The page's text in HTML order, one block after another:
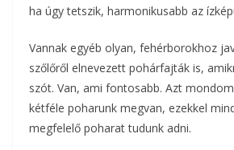
ha úgy tetszik, harmonikusabb az
Vannak egyéb olyan, fehérborokhoz
szőlőről elnevezett pohárfajták is,
szót. Van, ami fontosabb. Azt
kétféle poharunk megvan, ezekkel
megfelelő poharat tudunk adni.